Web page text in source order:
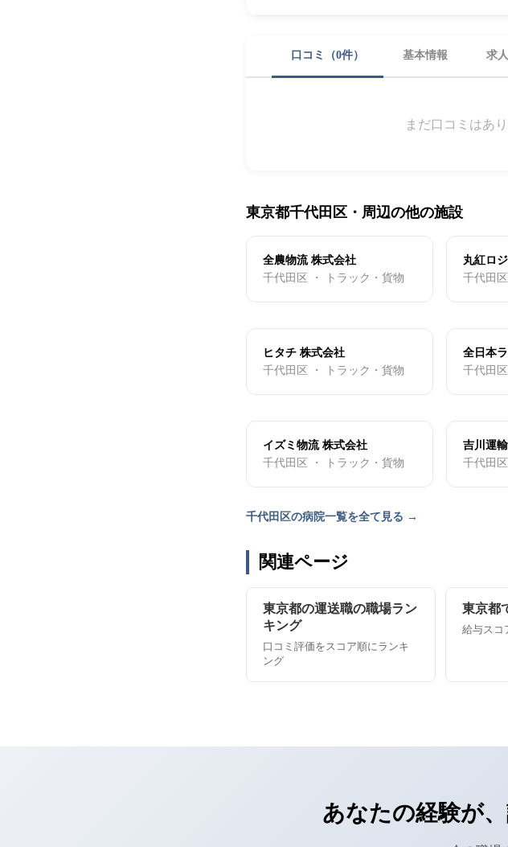
口コミ（0件） 基本情報 求
まだ口コミはあり
東京都千代田区・周辺の他の施設
全農物流 株式会社
千代田区 ・ トラック・貨物
丸紅ロ
千代田
ヒタチ 株式会社
千代田区 ・ トラック・貨物
全日本
千代田
イズミ物流 株式会社
千代田区 ・ トラック・貨物
吉川運
千代田
千代田区の病院一覧を全て見る →
関連ページ
東京都の運送職の職場ラン
キング
口コミ評価をスコア順にランキ
ング
東京都
給与スコ
あなたの経験が